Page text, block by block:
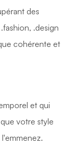
des
.design
cohérente et
et qui
votre style